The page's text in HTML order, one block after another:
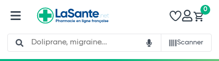
Search
Scanner
0